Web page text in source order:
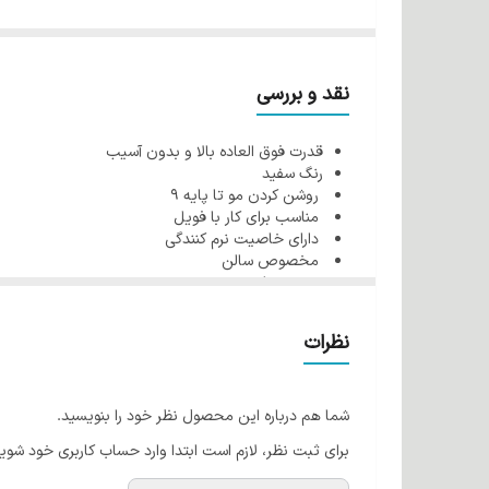
نقد و بررسی
قدرت فوق العاده بالا و بدون آسیب
رنگ سفید
روشن کردن مو تا پایه 9
مناسب برای کار با فویل
دارای خاصیت نرم کنندگی
مخصوص سالن
بدون غبار
بسته بندی با صرفه
حجم 2000 گرم
نظرات
شما هم درباره این محصول نظر خود را بنویسید.
برای ثبت نظر، لازم است ابتدا وارد حساب کاربری خود